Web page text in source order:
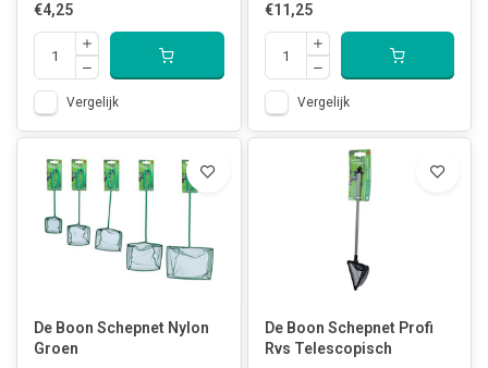
€4,25
Vergelijk
€11,25
Vergelijk
De Boon Schepnet Nylon
Groen
De Boon Schepnet Profi
Rvs Telescopisch